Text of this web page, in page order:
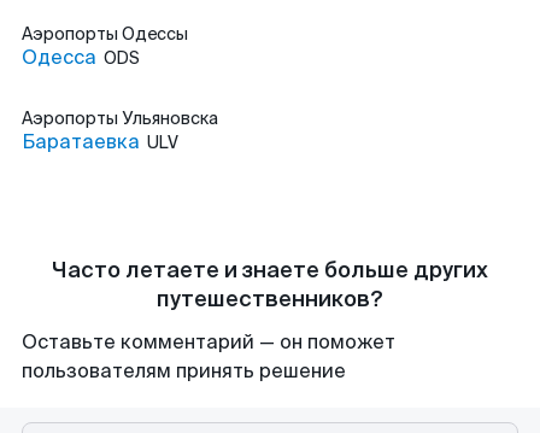
Аэропорты Одессы
Одесса ODS
Аэропорты Ульяновска
Баратаевка ULV
Часто летаете и знаете больше других
путешественников?
Оставьте комментарий — он поможет
пользователям принять решение